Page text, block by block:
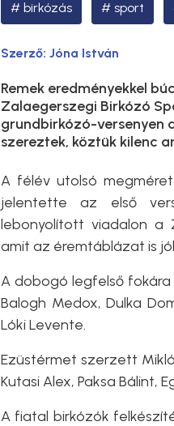
birkózás sport
Szerző: Jóna István
Remek eredményekkel
Zalaegerszegi Birkózó
grundbirkózó-versenyen
szereztek, köztük kilenc
A félév utolsó
jelentette az első
lebonyolított viadalon a
amit az éremtáblázat is
A dobogó legfelső fokára
Balogh Medox, Dulka
Lóki Levente.
Ezüstérmet szerzett
Kutasi Alex, Paksa Bálint,
A fiatal birkózók